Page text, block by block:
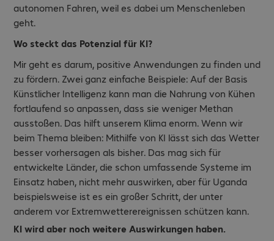
autonomen Fahren, weil es dabei um Menschenleben
geht.
Wo steckt das Potenzial für KI?
Mir geht es darum, positive Anwendungen zu finden und
zu fördern. Zwei ganz einfache Beispiele: Auf der Basis
Künstlicher Intelligenz kann man die Nahrung von Kühen
fortlaufend so anpassen, dass sie weniger Methan
ausstoßen. Das hilft unserem Klima enorm. Wenn wir
beim Thema bleiben: Mithilfe von KI lässt sich das Wetter
besser vorhersagen als bisher. Das mag sich für
entwickelte Länder, die schon umfassende Systeme im
Einsatz haben, nicht mehr auswirken, aber für Uganda
beispielsweise ist es ein großer Schritt, der unter
anderem vor Extremwetterereignissen schützen kann.
KI wird aber noch weitere Auswirkungen haben.